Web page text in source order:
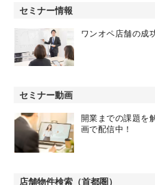
セミナー情報
ワンオペ店舗の成
セミナー動画
開業までの課題を
画で配信中！
店舗物件検索（首都圏）